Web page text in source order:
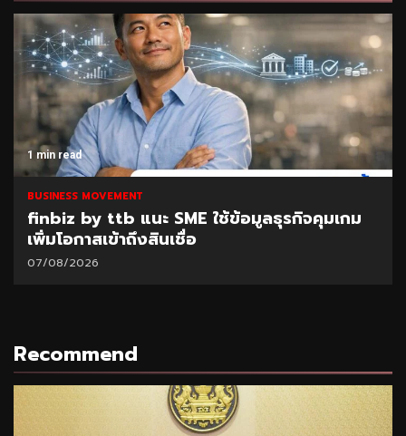
1 min read
BUSINESS MOVEMENT
finbiz by ttb แนะ SME ใช้ข้อมูลธุรกิจคุมเกม
เพิ่มโอกาสเข้าถึงสินเชื่อ
07/08/2026
Recommend